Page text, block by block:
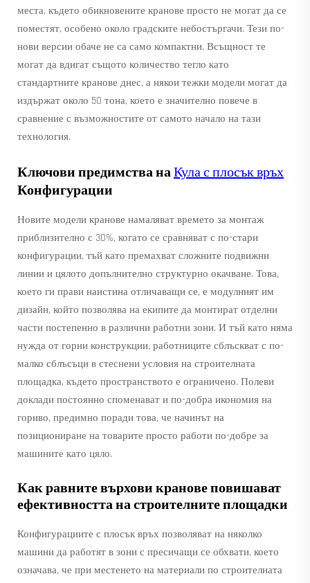
места, където обикновените кранове просто не могат да се
поместят, особено около градските небостъргачи. Тези по-
нови версии обаче не са само компактни. Всъщност те
могат да вдигат същото количество тегло като
стандартните кранове днес, а някои тежки модели могат да
издържат около 50 тона, което е значително повече в
сравнение с възможностите от самото начало на тази
технология.
Ключови предимства наКула с плосък връх
Конфигурации
Новите модели кранове намаляват времето за монтаж
приблизително с 30%, когато се сравняват с по-стари
конфигурации, тъй като премахват сложните подвижни
линии и цялото допълнително структурно окачване. Това,
което ги прави наистина отличаващи се, е модулният им
дизайн, който позволява на екипите да монтират отделни
части постепенно в различни работни зони. И тъй като няма
нужда от горни конструкции, работниците сблъскват с по-
малко сблъсъци в стеснени условия на строителната
площадка, където пространството е ограничено. Полеви
доклади постоянно споменават и по-добра икономия на
гориво, предимно поради това, че начинът на
позициониране на товарите просто работи по-добре за
машините като цяло.
Как равните върхови кранове повишават
ефективността на строителните площадки
Конфигурациите с плосък връх позволяват на няколко
машини да работят в зони с пресичащи се обхвати, което
означава, че при местенето на материали по строителната